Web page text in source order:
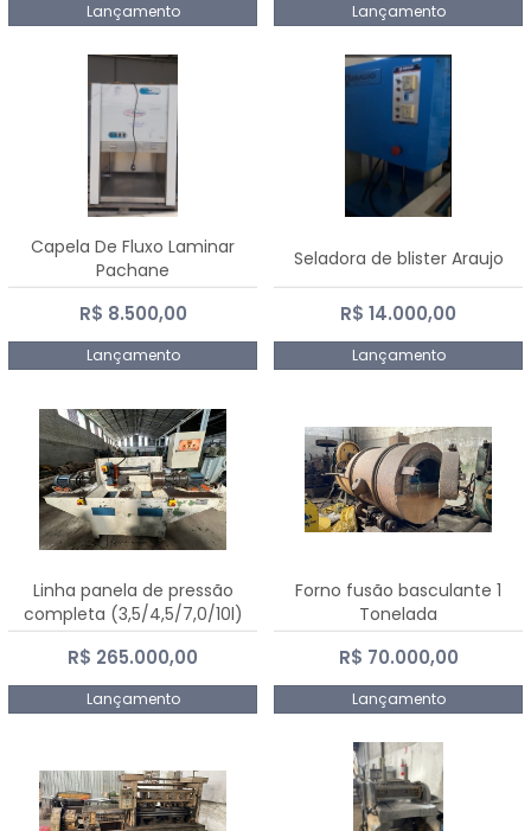
Lançamento Lançamento
Capela De Fluxo Laminar
Pachane
R$ 8.500,00
Lançamento
Seladora de blister Araujo
R$ 14.000,00
Lançamento
Linha panela de pressão
completa (3,5/4,5/7,0/10l)
R$ 265.000,00
Lançamento
Forno fusão basculante 1
Tonelada
R$ 70.000,00
Lançamento